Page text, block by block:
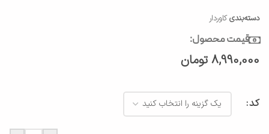
دسته‌بندی کاوردار
قیمت محصول:
8,990,000 تومان
کد